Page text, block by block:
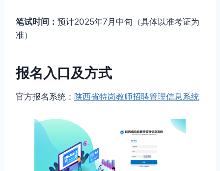
笔试时间： 预计2025年7月中旬（具体以准考证为
准）
报名入口及方式
官方报名系统： 陕西省特岗教师招聘管理信息系统